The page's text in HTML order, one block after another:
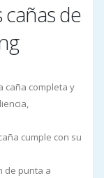
de
caña completa y
cumple con su
de punta a